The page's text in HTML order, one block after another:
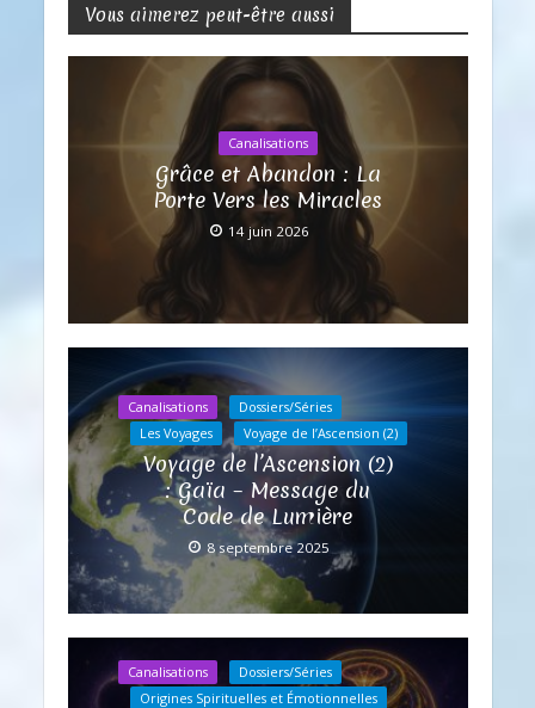
Vous aimerez peut-être aussi
Canalisations
Grâce et Abandon : La
Porte Vers les Miracles
14 juin 2026
Canalisations
Dossiers/Séries
Les Voyages
Voyage de l’Ascension (2)
Voyage de l’Ascension (2)
: Gaïa – Message du
Code de Lumière
8 septembre 2025
Canalisations
Dossiers/Séries
Origines Spirituelles et Émotionnelles